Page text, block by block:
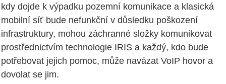
kdy dojde k výpadku pozemní komunikace a klasická
mobilní síť bude nefunkční v důsledku poškození
infrastruktury, mohou záchranné složky komunikovat
prostřednictvím technologie IRIS a každý, kdo bude
potřebovat jejich pomoc, může navázat VoIP hovor a
dovolat se jim.